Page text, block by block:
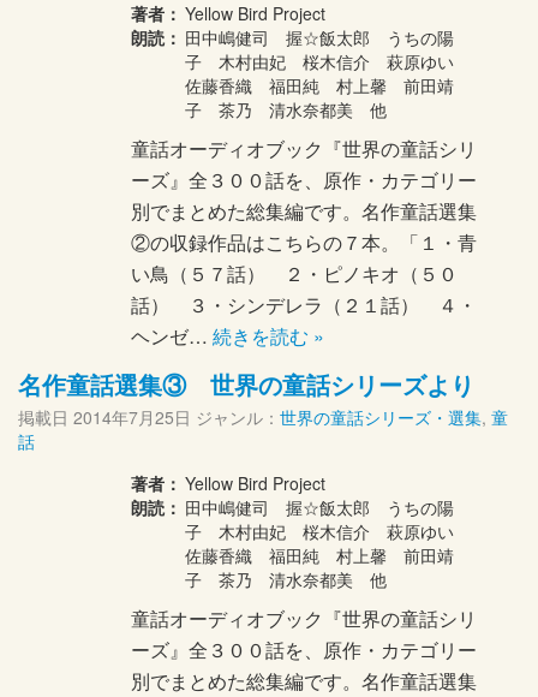
著者： Yellow Bird Project
朗読： 田中嶋健司 握☆飯太郎 うちの陽
子 木村由妃 桜木信介 萩原ゆい
佐藤香織 福田純 村上馨 前田靖
子 茶乃 清水奈都美 他
童話オーディオブック『世界の童話シリ
ーズ』全３００話を、原作・カテゴリー
別でまとめた総集編です。名作童話選集
②の収録作品はこちらの７本。「１・青
い鳥（５７話） ２・ピノキオ（５０
話） ３・シンデレラ（２１話） ４・
ヘンゼ… 続きを読む »
名作童話選集③ 世界の童話シリーズより
掲載日 2014年7月25日 ジャンル： 世界の童話シリーズ・選集, 童
話
著者： Yellow Bird Project
朗読： 田中嶋健司 握☆飯太郎 うちの陽
子 木村由妃 桜木信介 萩原ゆい
佐藤香織 福田純 村上馨 前田靖
子 茶乃 清水奈都美 他
童話オーディオブック『世界の童話シリ
ーズ』全３００話を、原作・カテゴリー
別でまとめた総集編です。名作童話選集